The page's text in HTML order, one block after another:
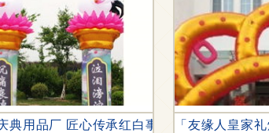
厂
典用品厂 匠心传承红白事与庆典礼仪的每一
「友缘人皇家